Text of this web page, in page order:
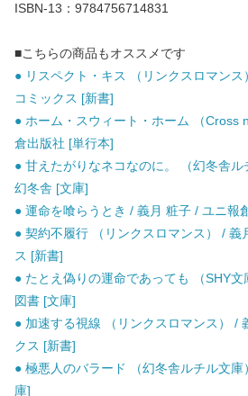
ISBN-13：9784756714831
■こちらの商品もオススメです
● リスペクト・キス （リンクスロマン
コミックス [新書]
● ホーム・スウィート・ホーム （Cross
倉出版社 [単行本]
● 甘えたがりなネコなのに。 （幻冬舎
幻冬舎 [文庫]
● 運命を喰らうとき / 義月 粧子 / ユニ報
● 契約不履行 （リンクスロマンス） / 義
ス [新書]
● たとえ偽りの運命であっても （SHY
図書 [文庫]
● 加速する視線 （リンクスロマンス） /
クス [新書]
● 極悪人のバラード （幻冬舎ルチル文
庫]